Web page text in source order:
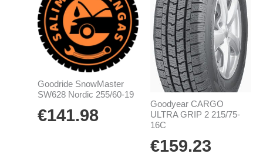
Goodride SnowMaster
SW628 Nordic 255/60-19
€141.98
Goodyear CARGO
ULTRA GRIP 2 215/75-
16C
€159.23